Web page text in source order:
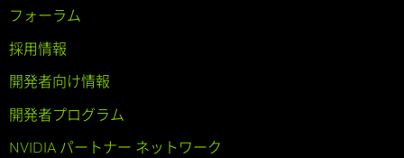
フォーラム
採用情報
開発者向け情報
開発者プログラム
NVIDIA パートナー ネットワーク